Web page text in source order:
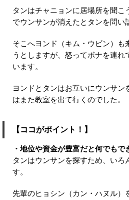
タンはチャニョンに居場所を聞こ
でウンサンが消えたとタンを問い
そこへヨンド（キム・ウビン）も
うとしますが、怒ってボナを連れ
います。
ヨンドとタンはお互いにウンサン
はまた教室を出て行くのでした。
【ココがポイント！】
・地位や資金が豊富だと何でもで
タンはウンサンを探すため、いろ
す。
先輩のヒョシン（カン・ハヌル）